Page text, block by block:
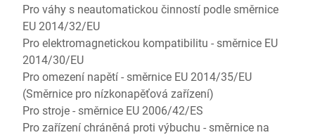
Pro váhy s neautomatickou činností podle směrnice
EU 2014/32/EU
Pro elektromagnetickou kompatibilitu - směrnice EU
2014/30/EU
Pro omezení napětí - směrnice EU 2014/35/EU
(Směrnice pro nízkonapěťová zařízení)
Pro stroje - směrnice EU 2006/42/ES
Pro zařízení chráněná proti výbuchu - směrnice na